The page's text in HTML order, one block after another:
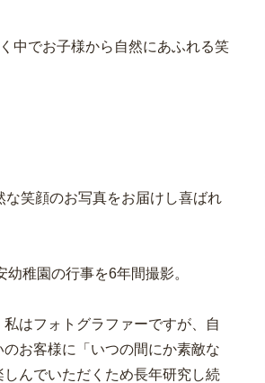
中でお子様から自然にあふれる笑
笑顔のお写真をお届けし喜ばれ
稚園の行事を6年間撮影。
はフォトグラファーですが、自
お客様に「いつの間にか素敵な
んでいただくため長年研究し続